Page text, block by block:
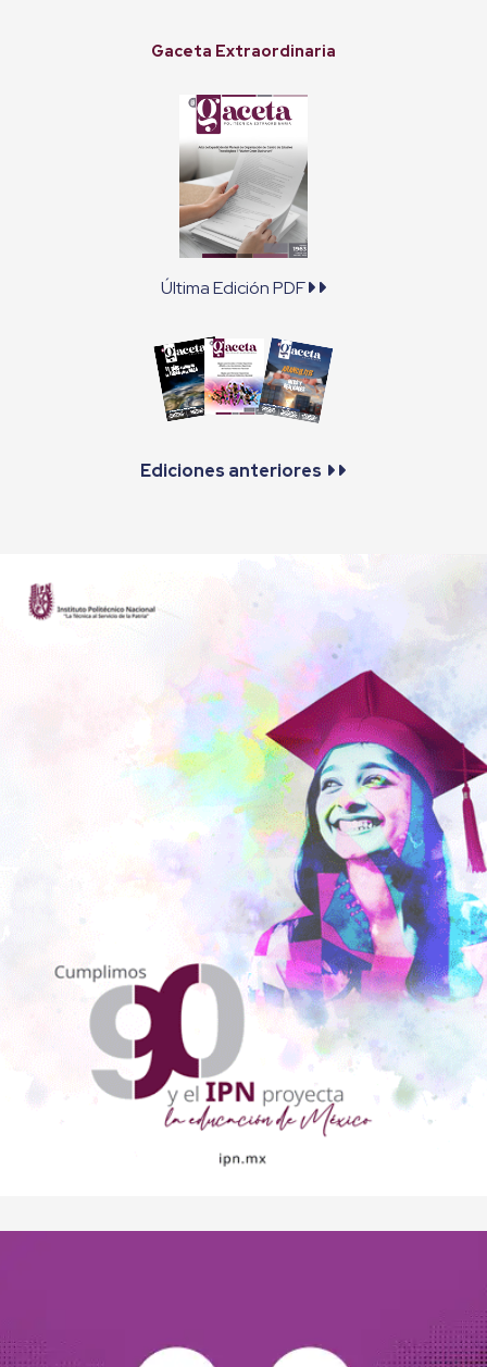
Gaceta Extraordinaria
Última Edición PDF
Ediciones anteriores